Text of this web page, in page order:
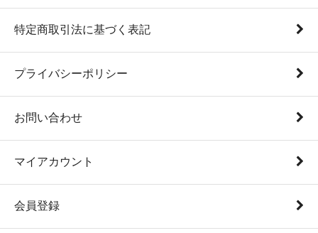
特定商取引法に基づく表記
プライバシーポリシー
お問い合わせ
マイアカウント
会員登録